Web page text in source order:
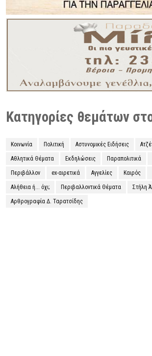
Κατηγορίες θεμάτων
Κοινωνία Πολιτική Αστυνομικές Ειδήσεις
Αθλητικά Θέματα Εκδηλώσεις Παραπολιτικά
Περιβάλλον ex-αιρετικά Αγγελίες Καιρός
Αλήθεια ή... όχι; Περιβαλλοντικά Θέματα Στήλη
Αρθρογραφία Δ. Ταρατσίδης